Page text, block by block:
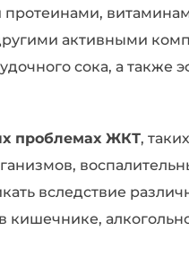
активными
сока, а также
проблемах ЖКТ,
вследствие
кишечнике,